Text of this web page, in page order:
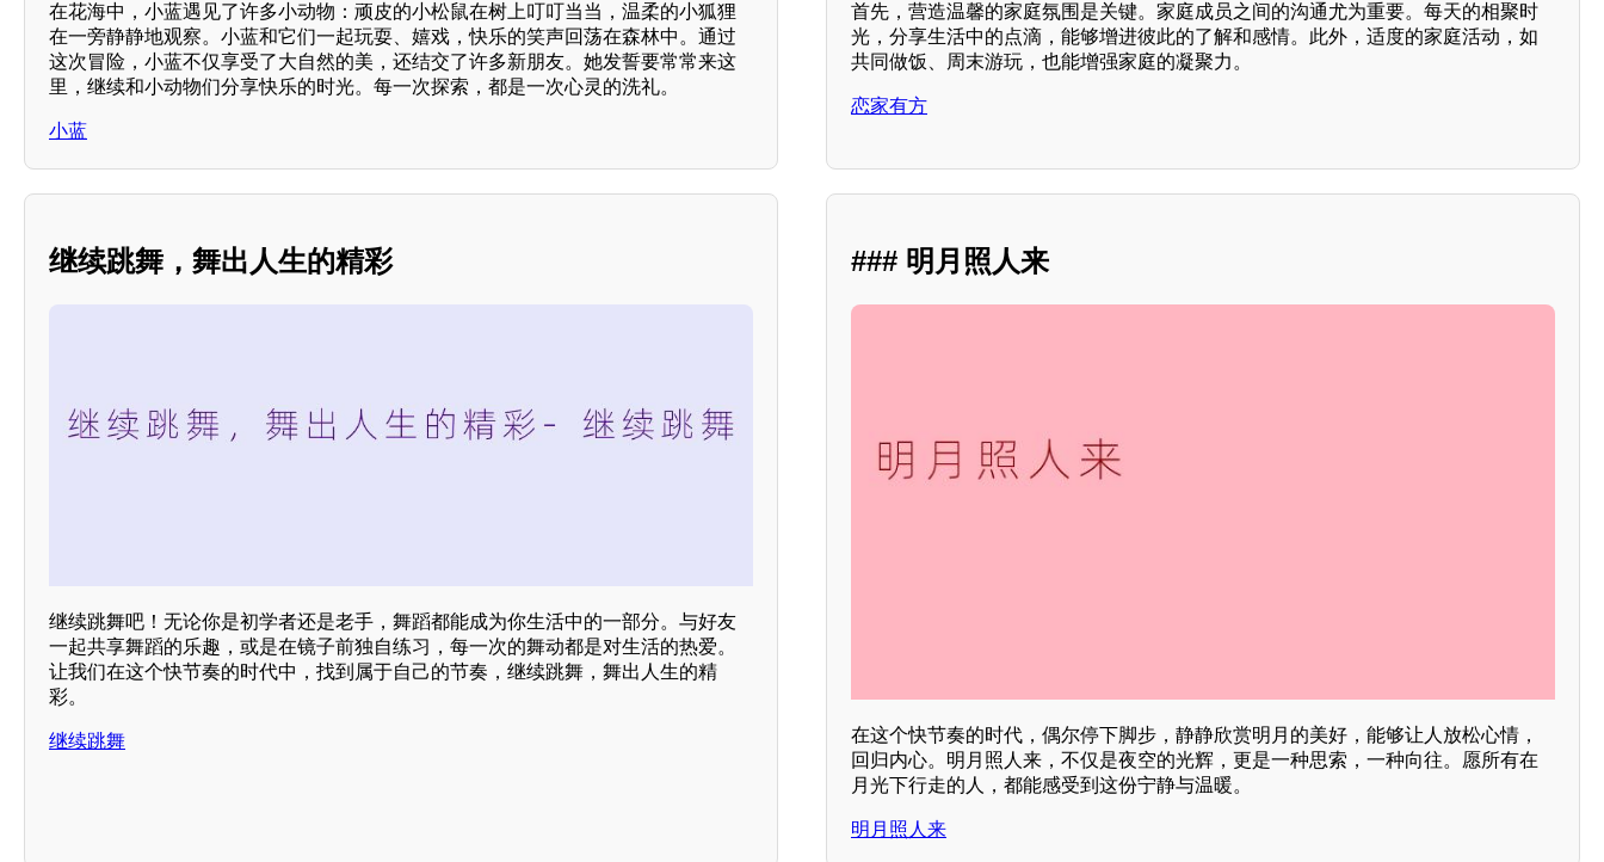
在花海中，小蓝遇见了许多小动物：顽皮的小松鼠在树上叮叮当当，温柔的小狐狸
在一旁静静地观察。小蓝和它们一起玩耍、嬉戏，快乐的笑声回荡在森林中。通过
这次冒险，小蓝不仅享受了大自然的美，还结交了许多新朋友。她发誓要常常来这
里，继续和小动物们分享快乐的时光。每一次探索，都是一次心灵的洗礼。
小蓝
首先，营造温馨的家庭氛围是关键。家庭成员之间的沟通尤为重要。每天的相聚时
光，分享生活中的点滴，能够增进彼此的了解和感情。此外，适度的家庭活动，如
共同做饭、周末游玩，也能增强家庭的凝聚力。
恋家有方
继续跳舞，舞出人生的精彩
继续跳舞吧！无论你是初学者还是老手，舞蹈都能成为你生活中的一部分。与好友
一起共享舞蹈的乐趣，或是在镜子前独自练习，每一次的舞动都是对生活的热爱。
让我们在这个快节奏的时代中，找到属于自己的节奏，继续跳舞，舞出人生的精
彩。
继续跳舞
### 明月照人来
在这个快节奏的时代，偶尔停下脚步，静静欣赏明月的美好，能够让人放松心情，
回归内心。明月照人来，不仅是夜空的光辉，更是一种思索，一种向往。愿所有在
月光下行走的人，都能感受到这份宁静与温暖。
明月照人来